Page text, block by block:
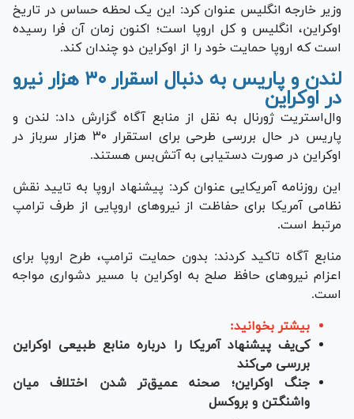
وزیر خارجه انگلیس عنوان کرد: این یک لحظه حساس در تاریخ
اوکراین، انگلیس و کل اروپا است؛ اکنون زمان آن فرا رسیده
است که اروپا حمایت خود را از اوکراین دو چندان کند.
لندن و پاریس به دنبال اسقرار ۳۰ هزار نیرو
در اوکراین
وال‌استریت ژورنال به نقل از منابع آگاه گزارش داد: لندن و
پاریس در حال بررسی طرحی برای استقرار ۳۰ هزار سرباز در
اوکراین در صورت دستیابی به آتش‌بس هستند.
این روزنامه آمریکایی عنوان کرد: پیشنهاد اروپا به تایید نقش
نظامی آمریکا برای حفاظت از نیرو‌های اروپایی از طرف ترامپ
مرتبط است.
منابع آگاه تاکید کردند: بدون حمایت ترامپ، طرح اروپا برای
اعزام نیرو‌های حافظ صلح به اوکراین با مسیر دشواری مواجه
است.
بیشتر بخوانید:
کی‌یف پیشنهاد آمریکا را درباره منابع طبیعی اوکراین
بررسی می‌کند
جنگ اوکراین؛ صحنه عمیق‌تر شدن اختلاف میان
واشنگتن و بروکسل